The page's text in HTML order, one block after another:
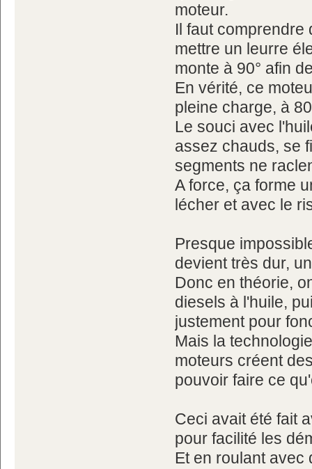
moteur.
Il faut comprendre
mettre un leurre
monte à 90° afin
En vérité, ce
pleine charge, à
Le souci avec
assez chauds, se
segments ne
A force, ça forme
lécher et avec le
Presque
devient très dur,
Donc en théorie,
diesels à l'huile,
justement pour
Mais la
moteurs créent
pouvoir faire ce
Ceci avait été fait
pour facilité les
Et en roulant avec